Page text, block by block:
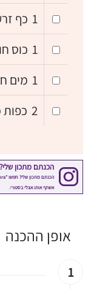
1 כף
1 כוס חומץ
1 מים
2
אופן ההכנה
1